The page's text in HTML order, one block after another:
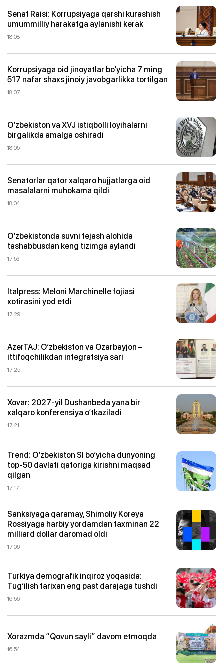
Senat Raisi: Korrupsiyaga qarshi kurashish
umummilliy harakatga aylanishi kerak
18:08
Korrupsiyaga oid jinoyatlar bo‘yicha 7 ming
517 nafar shaxs jinoiy javobgarlikka tortilgan
18:07
O‘zbekiston va XVJ istiqbolli loyihalarni
birgalikda amalga oshiradi
18:05
Senatorlar qator xalqaro hujjatlarga oid
masalalarni muhokama qildi
18:04
O‘zbekistonda suvni tejash alohida
tashabbusdan keng tizimga aylandi
17:53
Italpress: Meloni Marchinelle fojiasi
xotirasini yod etdi
17:29
AzerTAJ: O‘zbekiston va Ozarbayjon –
ittifoqchilikdan integratsiya sari
17:25
Xovar: 2027-yil Dushanbeda yana bir
xalqaro konferensiya o‘tkaziladi
17:21
Trend: O‘zbekiston SI bo‘yicha dunyoning
top-50 davlati qatoriga kirishni maqsad
qilgan
17:17
Sanksiyaga qaramay, Shimoliy Koreya
Rossiyaga harbiy yordamdan taxminan 22
milliard dollar daromad oldi
17:06
Turkiya demografik inqiroz yoqasida:
Tug‘ilish tarixan eng past darajaga tushdi
16:56
Xorazmda “Qovun sayli” davom etmoqda
16:54